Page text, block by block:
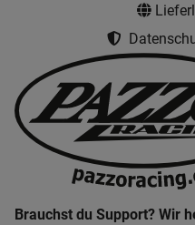
Brauchst du Support? Wir